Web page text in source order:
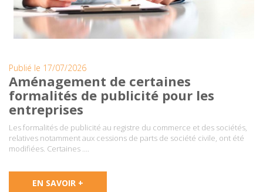
Publié le 17/07/2026
Aménagement de certaines
formalités de publicité pour les
entreprises
Les formalités de publicité au registre du commerce et des sociétés,
relatives notamment aux cessions de parts de société civile, ont été
modifiées. Certaines ….
EN SAVOIR +